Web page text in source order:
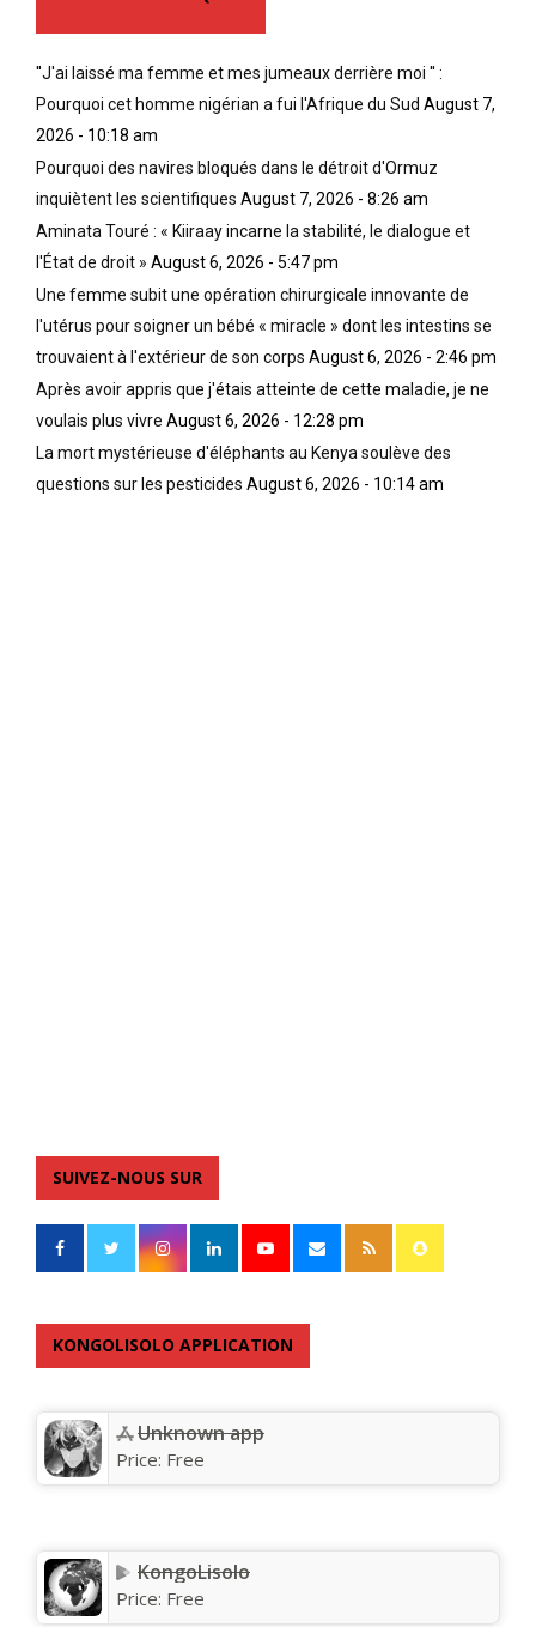
''J'ai laissé ma femme et mes jumeaux derrière moi '' :
Pourquoi cet homme nigérian a fui l'Afrique du Sud August 7,
2026 - 10:18 am
Pourquoi des navires bloqués dans le détroit d'Ormuz
inquiètent les scientifiques August 7, 2026 - 8:26 am
Aminata Touré : « Kiiraay incarne la stabilité, le dialogue et
l'État de droit » August 6, 2026 - 5:47 pm
Une femme subit une opération chirurgicale innovante de
l'utérus pour soigner un bébé « miracle » dont les intestins se
trouvaient à l'extérieur de son corps August 6, 2026 - 2:46 pm
Après avoir appris que j'étais atteinte de cette maladie, je ne
voulais plus vivre August 6, 2026 - 12:28 pm
La mort mystérieuse d'éléphants au Kenya soulève des
questions sur les pesticides August 6, 2026 - 10:14 am
SUIVEZ-NOUS SUR
KONGOLISOLO APPLICATION
Unknown app
Price: Free
KongoLisolo
Price: Free